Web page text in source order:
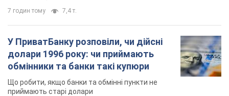
7 годин тому 7,4 т.
У ПриватБанку розповіли, чи дійсні
долари 1996 року: чи приймають
обмінники та банки такі купюри
Що робити, якщо банки та обмінні пункти не
приймають старі долари